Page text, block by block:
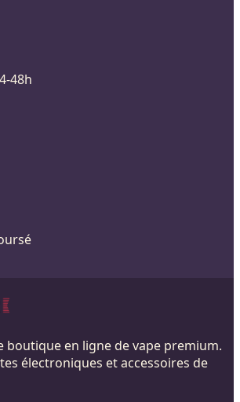
48h
boutique en ligne de vape premium.
électroniques et accessoires de